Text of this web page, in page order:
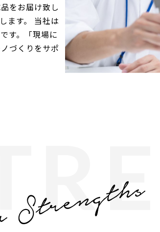
をお届け致し
ます。 当社は
す。「現場に
づくりをサポ